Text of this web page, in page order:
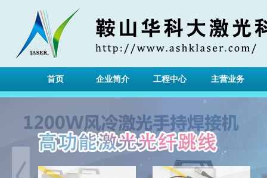
首页 企业简介 工程中心 主营业务